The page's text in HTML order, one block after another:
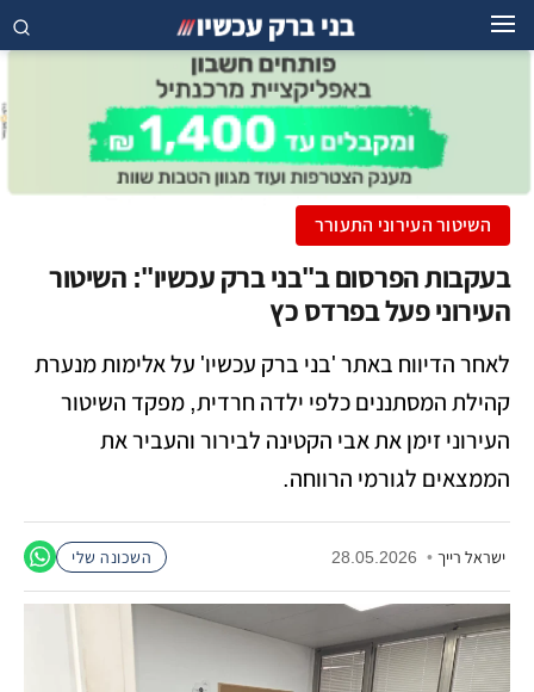
השיטור העירוני התעורר
בעקבות הפרסום ב"בני ברק עכשיו": השיטור
העירוני פעל בפרדס כץ
לאחר הדיווח באתר 'בני ברק עכשיו' על אלימות מנערת
קהילת המסתננים כלפי ילדה חרדית, מפקד השיטור
העירוני זימן את אבי הקטינה לבירור והעביר את
הממצאים לגורמי הרווחה.
ישראל רייך •
28.05.2026 השכונה שלי